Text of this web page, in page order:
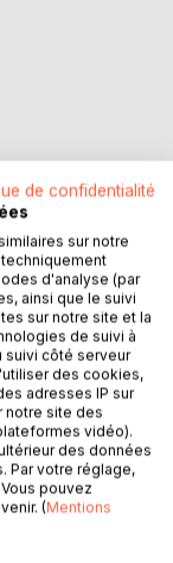
insulaire
pillards qui
au pied de
à
celle-ci se
quête pour la
de confidentialité
sur notre
d'analyse (par
ainsi que le suivi
sur notre site et la
de suivi à
suivi côté serveur
des cookies,
adresses IP sur
notre site des
vidéo).
des données
Par votre réglage,
pouvez
(Mentions